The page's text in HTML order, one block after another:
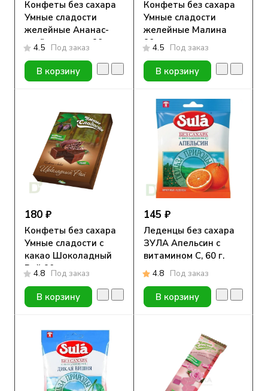
Конфеты без сахара
Умные сладости
желейные Ананас-
зелёная груша 90гр.
4.5 Под заказ
В корзину
Конфеты без сахара
Умные сладости
желейные Малина
90гр.
4.5 Под заказ
В корзину
180 ₽
Конфеты без сахара
Умные сладости с
какао Шоколадный
Рай 90гр.
4.8 Под заказ
В корзину
145 ₽
Леденцы без сахара
ЗУЛА Апельсин с
витамином С, 60 г.
4.8 Под заказ
В корзину